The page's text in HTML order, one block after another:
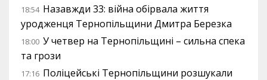
18:54 Назавжди 33: війна обірвала життя
уродженця Тернопільщини Дмитра Березка
18:00 У четвер на Тернопільщині – сильна спека
та грози
17:16 Поліцейські Тернопільщини розшукали